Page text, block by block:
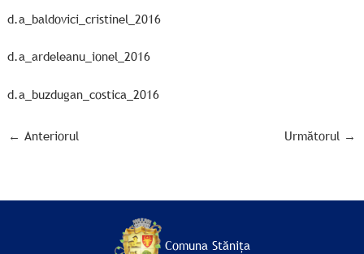
d.a_baldovici_cristinel_2016
d.a_ardeleanu_ionel_2016
d.a_buzdugan_costica_2016
← Anteriorul Următorul →
Comuna Stănița